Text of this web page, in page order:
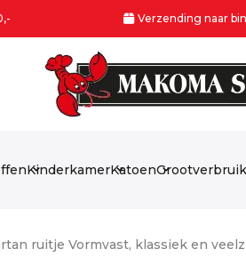
Verzending naar
KinderkamerKatoenGrootverbruik
ruitje Vormvast, klassiek en